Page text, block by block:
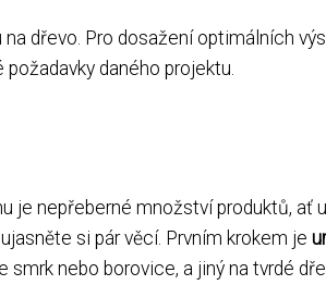
dřevo. Pro dosažení optimálních
daného projektu.
je nepřeberné množství produktů, ať
si pár věcí. Prvním krokem je
nebo borovice, a jiný na tvrdé